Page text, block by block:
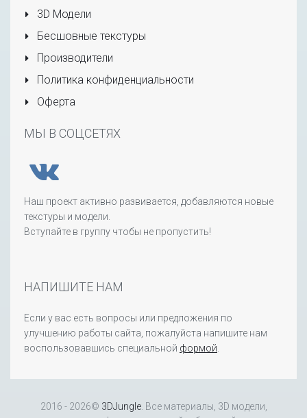
3D Модели
Бесшовные текстуры
Производители
Политика конфиденциальности
Оферта
МЫ В СОЦСЕТЯХ
Наш проект активно развивается, добавляются новые
текстуры и модели.
Вступайте в группу чтобы не пропустить!
НАПИШИТЕ НАМ
Если у вас есть вопросы или предложения по
улучшению работы сайта, пожалуйста напишите нам
воспользовавшись специальной формой
2016 - 2026© 3DJungle. Все материалы, 3D модели,